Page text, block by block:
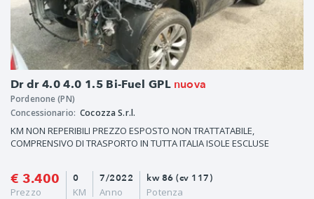
Dr dr 4.0 4.0 1.5 Bi-Fuel GPL nuova
Pordenone (PN)
Concessionario: Cocozza S.r.l.
KM NON REPERIBILI PREZZO ESPOSTO NON TRATTATABILE,
COMPRENSIVO DI TRASPORTO IN TUTTA ITALIA ISOLE ESCLUSE
€ 3.400
Prezzo
7/2022
Anno
0
KM
kw 86 (cv 117)
Potenza